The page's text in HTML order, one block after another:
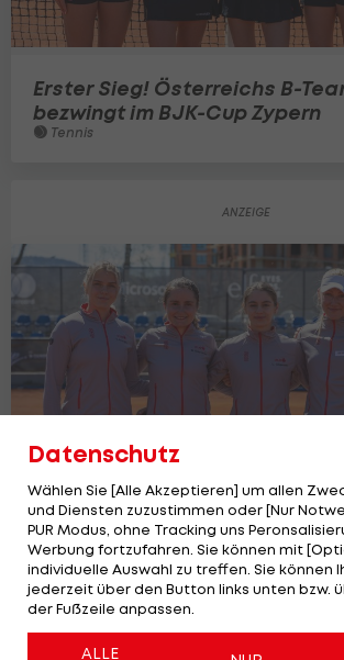
Erster Sieg! Österreichs B-
bezwingt im BJK-Cup Zypern
Tennis
Österreichs B-Team mit klarer
Niederlage im ersten BJK-
Tennis
Datenschutz
Wählen Sie [Alle Akzeptieren] um allen
und Diensten zuzustimmen oder [Nur
PUR Modus, ohne Tracking uns
Werbung fortzufahren. Sie können mit
individuelle Auswahl zu treffen. Sie können
jederzeit über den Button links unten bzw.
der Fußzeile anpassen.
ALLE